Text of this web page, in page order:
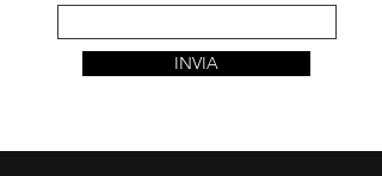
INVIA